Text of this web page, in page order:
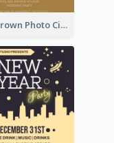
Gold Brown Photo Circle Wedding Invitation